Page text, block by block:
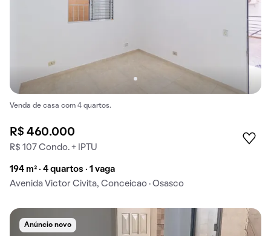
Venda de casa com 4 quartos.
R$ 460.000
R$ 107 Condo. + IPTU
194 m² · 4 quartos · 1 vaga
Avenida Victor Civita, Conceicao · Osasco
Anúncio novo